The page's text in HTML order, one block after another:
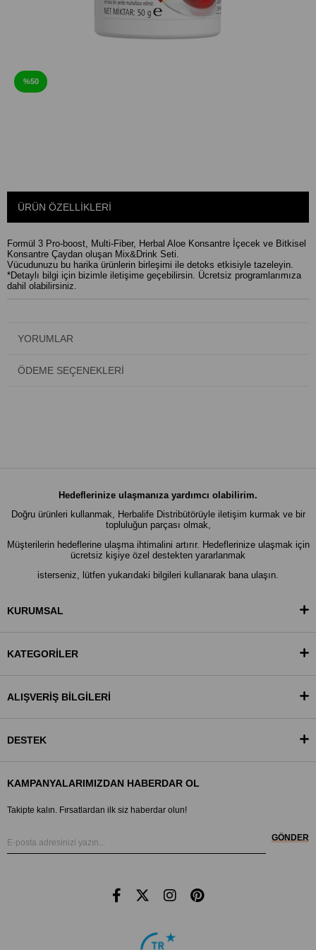
%50
ÜRÜN ÖZELLIKLERI
Formül 3 Pro-boost, Multi-Fiber, Herbal Aloe Konsantre İçecek ve Bitkisel
Konsantre Çaydan oluşan Mix&Drink Seti.
Vücudunuzu bu harika ürünlerin birleşimi ile detoks etkisiyle tazeleyin.
*Detaylı bilgi için bizimle iletişime geçebilirsin. Ücretsiz programlarımıza
dahil olabilirsiniz.
YORUMLAR
ÖDEME SEÇENEKLERI
Hedeflerinize ulaşmanıza yardımcı olabilirim.
Doğru ürünleri kullanmak, Herbalife Distribütörüyle iletişim kurmak ve bir
topluluğun parçası olmak,
Müşterilerin hedeflerine ulaşma ihtimalini artırır. Hedeflerinize ulaşmak için
ücretsiz kişiye özel destekten yararlanmak
isterseniz, lütfen yukarıdaki bilgileri kullanarak bana ulaşın.
KURUMSAL
KATEGORİLER
ALIŞVERİŞ BİLGİLERİ
DESTEK
KAMPANYALARIMIZDAN HABERDAR OL
Takipte kalın. Fırsatlardan ilk siz haberdar olun!
GÖNDER